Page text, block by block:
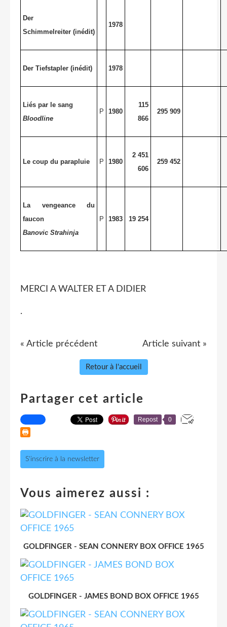
Der
Schimmelreiter (inédit)
1978
Der Tiefstapler (inédit) 1978
Liés par le sang
Bloodline
P 1980
115
866
295 909
Le coup du parapluie P 1980
2 451
606
259 452
La vengeance du
faucon
Banovic Strahinja
P 1983 19 254
MERCI A WALTER ET A DIDIER
.
« Article précédent Article suivant »
Retour à l'accueil
Partager cet article
Repost 0
S'inscrire à la newsletter
Vous aimerez aussi :
GOLDFINGER - SEAN CONNERY BOX OFFICE 1965
GOLDFINGER - JAMES BOND BOX OFFICE 1965